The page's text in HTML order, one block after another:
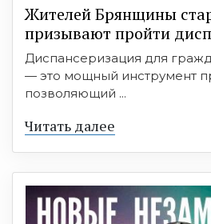
Жителей Брянщины
призывают пройти
Диспансеризация для
— это мощный инструмент
позволяющий ...
Читать далее